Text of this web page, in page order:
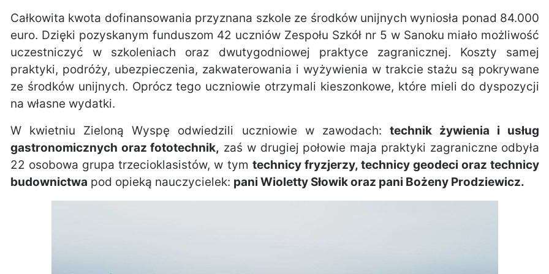
Całkowita kwota dofinansowania przyznana szkole ze środków unijnych wyniosła ponad 84.000
euro. Dzięki pozyskanym funduszom 42 uczniów Zespołu Szkół nr 5 w Sanoku miało możliwość
uczestniczyć w szkoleniach oraz dwutygodniowej praktyce zagranicznej. Koszty samej
praktyki, podróży, ubezpieczenia, zakwaterowania i wyżywienia w trakcie stażu są pokrywane
ze środków unijnych. Oprócz tego uczniowie otrzymali kieszonkowe, które mieli do dyspozycji
na własne wydatki.
W kwietniu Zieloną Wyspę odwiedzili uczniowie w zawodach: technik żywienia i usług
gastronomicznych oraz fototechnik, zaś w drugiej połowie maja praktyki zagraniczne odbyła
22 osobowa grupa trzecioklasistów, w tym technicy fryzjerzy, technicy geodeci oraz technicy
budownictwa pod opieką nauczycielek: pani Wioletty Słowik oraz pani Bożeny Prodziewicz.